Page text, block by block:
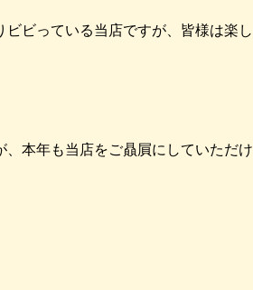
ビっている当店ですが、皆様は楽し
本年も当店をご贔屓にしていただけ